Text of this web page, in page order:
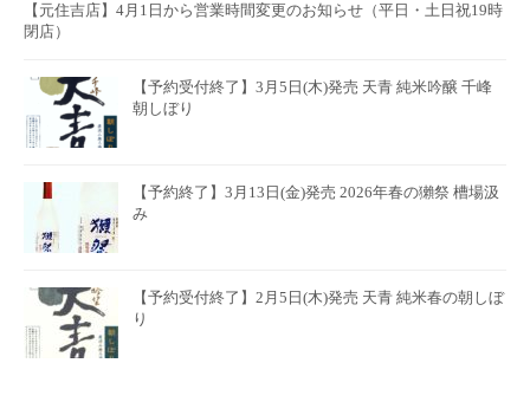
【元住吉店】4月1日から営業時間変更のお知らせ（平日・土日祝19時
閉店）
【予約受付終了】3月5日(木)発売 天青 純米吟醸 千峰
朝しぼり
【予約終了】3月13日(金)発売 2026年春の獺祭 槽場汲
み
【予約受付終了】2月5日(木)発売 天青 純米春の朝しぼ
り